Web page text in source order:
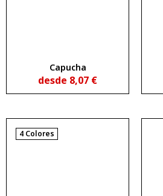
Capucha
desde 8,07 €
4 Colores